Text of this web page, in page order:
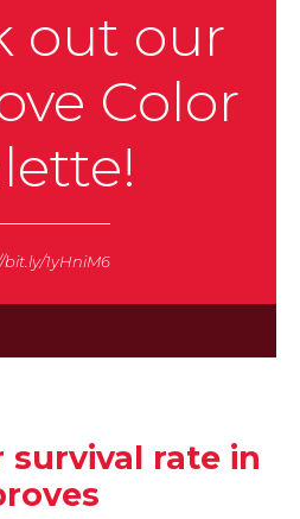
out our
Color
1yHniM6
survival rate in